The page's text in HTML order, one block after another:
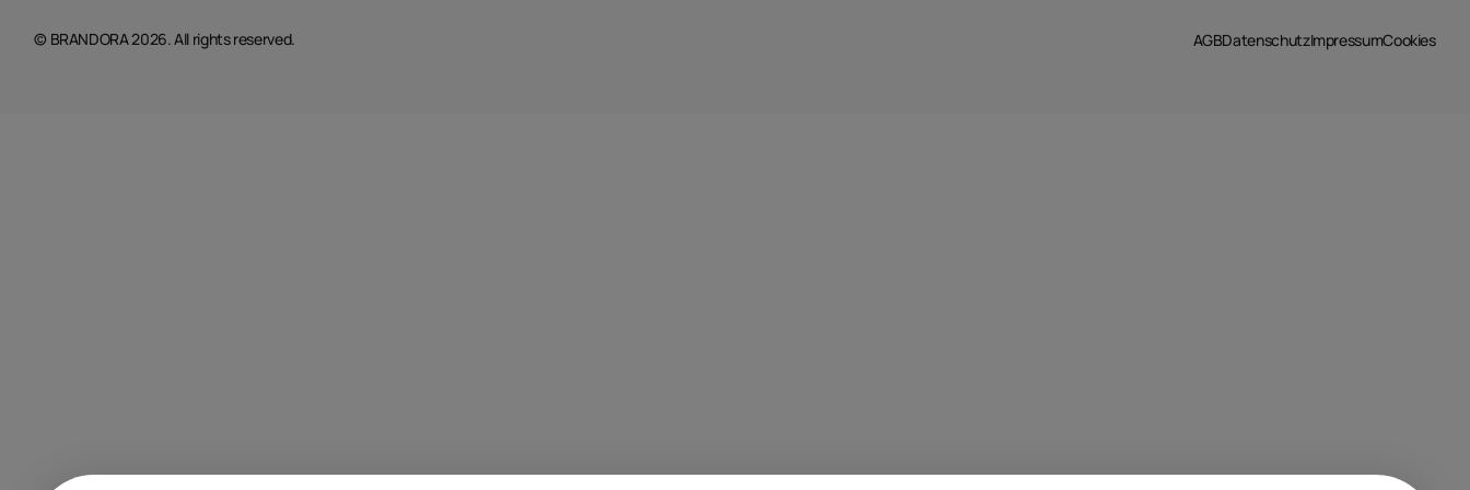
© BRANDORA 2026. All rights reserved. AGBDatenschutzImpressumCookies